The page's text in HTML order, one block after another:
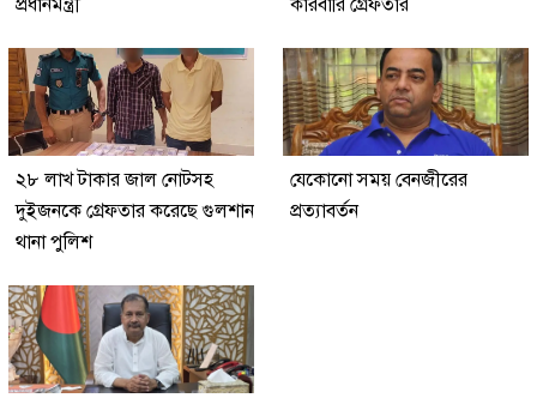
প্রধানমন্ত্রী
কারবারি গ্রেফতার
২৮ লাখ টাকার জাল নোটসহ
দুইজনকে গ্রেফতার করেছে গুলশান
থানা পুলিশ
যেকোনো সময় বেনজীরের
প্রত্যাবর্তন